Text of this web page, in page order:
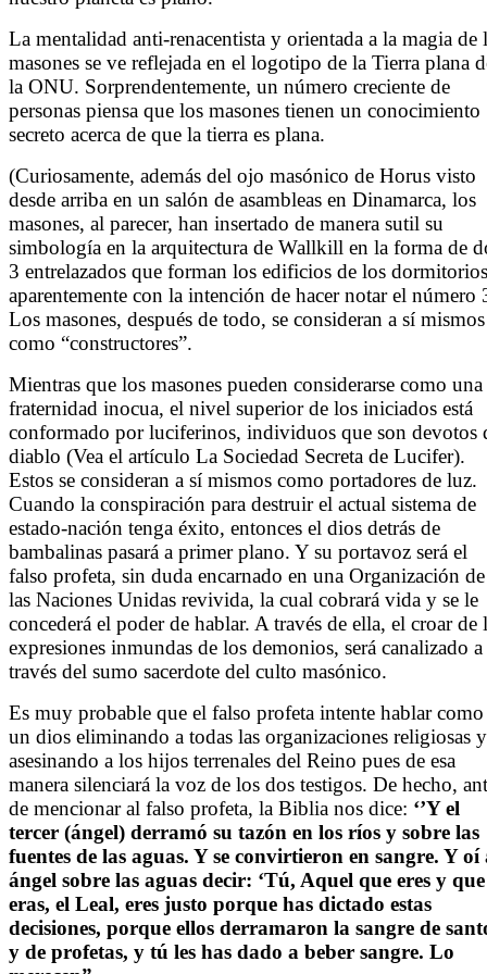
La mentalidad anti-renacentista y orientada a la magia de
masones se ve reflejada en el logotipo de la Tierra plana
la ONU. Sorprendentemente, un número creciente de
personas piensa que los masones tienen un conocimiento
secreto acerca de que la tierra es plana.
(Curiosamente, además del ojo masónico de Horus visto
desde arriba en un salón de asambleas en Dinamarca, los
masones, al parecer, han insertado de manera sutil su
simbología en la arquitectura de Wallkill en la forma de
3 entrelazados que forman los edificios de los
aparentemente con la intención de hacer notar el número
Los masones, después de todo, se consideran a sí mismos
como “constructores”.
Mientras que los masones pueden considerarse como una
fraternidad inocua, el nivel superior de los iniciados está
conformado por luciferinos, individuos que son devotos
diablo (Vea el artículo La Sociedad Secreta de Lucifer).
Estos se consideran a sí mismos como portadores de luz.
Cuando la conspiración para destruir el actual sistema de
estado-nación tenga éxito, entonces el dios detrás de
bambalinas pasará a primer plano. Y su portavoz será el
falso profeta, sin duda encarnado en una Organización de
las Naciones Unidas revivida, la cual cobrará vida y se le
concederá el poder de hablar. A través de ella, el croar de
expresiones inmundas de los demonios, será canalizado a
través del sumo sacerdote del culto masónico.
Es muy probable que el falso profeta intente hablar como
un dios eliminando a todas las organizaciones religiosas y
asesinando a los hijos terrenales del Reino pues de esa
manera silenciará la voz de los dos testigos. De hecho,
de mencionar al falso profeta, la Biblia nos dice: ‘’Y el
tercer (ángel) derramó su tazón en los ríos y sobre las
fuentes de las aguas. Y se convirtieron en sangre. Y oí
ángel sobre las aguas decir: ‘Tú, Aquel que eres y que
eras, el Leal, eres justo porque has dictado estas
decisiones, porque ellos derramaron la sangre de
y de profetas, y tú les has dado a beber sangre. Lo